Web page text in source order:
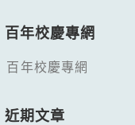
百年校慶專網
百年校慶專網
近期文章